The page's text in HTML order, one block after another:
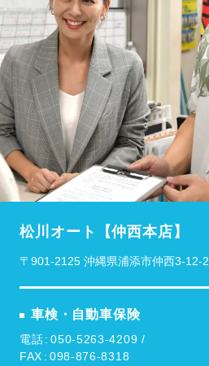
松川オート【仲西本店】
〒901-2125 沖縄県浦添市仲西3-12-2
車検・自動車保険
電話 050-5263-4209 /
FAX
098-876-8318